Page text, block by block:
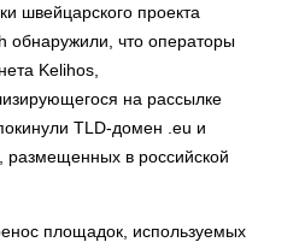
швейцарского проекта
обнаружили, что операторы
Kelihos,
на рассылке
TLD-домен .eu и
размещенных в российской
площадок, используемых